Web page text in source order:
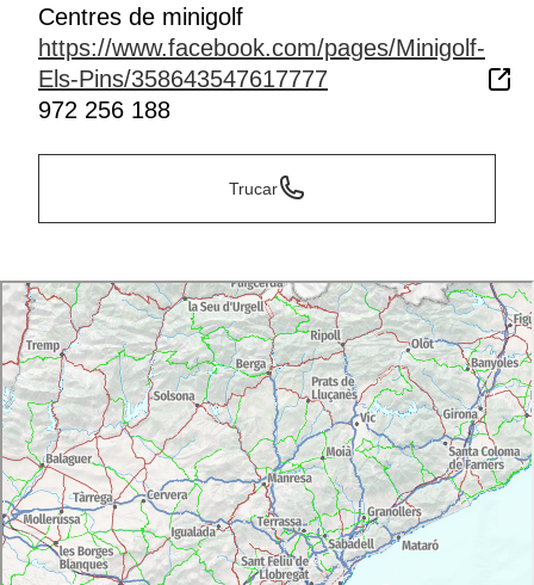
Centres de minigolf
https://www.facebook.com/pages/Minigolf-
Els-Pins/358643547617777
972 256 188
Trucar